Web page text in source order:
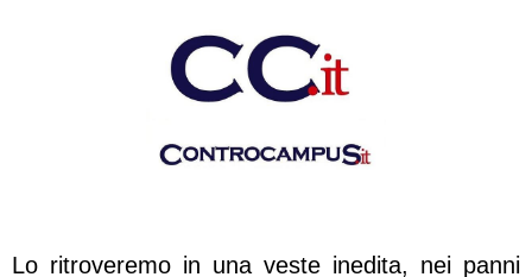
Lo ritroveremo in una veste inedita, nei panni